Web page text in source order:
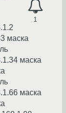
1
маска
маска
маска